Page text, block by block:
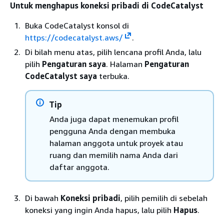
Untuk menghapus koneksi pribadi di CodeCatalyst
Buka CodeCatalyst konsol di
https://codecatalyst.aws/
.
Di bilah menu atas, pilih lencana profil Anda, lalu
pilih Pengaturan saya. Halaman Pengaturan
CodeCatalyst saya terbuka.
Tip
Anda juga dapat menemukan profil
pengguna Anda dengan membuka
halaman anggota untuk proyek atau
ruang dan memilih nama Anda dari
daftar anggota.
Di bawah Koneksi pribadi, pilih pemilih di sebelah
koneksi yang ingin Anda hapus, lalu pilih Hapus.